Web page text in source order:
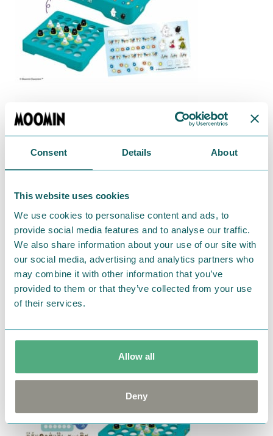
Consent Details About
This website uses cookies
We use cookies to personalise content and ads, to
provide social media features and to analyse our traffic.
We also share information about your use of our site with
our social media, advertising and analytics partners who
may combine it with other information that you’ve
provided to them or that they’ve collected from your use
of their services.
Allow all
Deny